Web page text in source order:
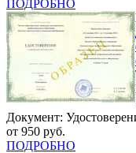
ПОДРОБНО
Документ:
от 950 руб.
ПОДРОБНО